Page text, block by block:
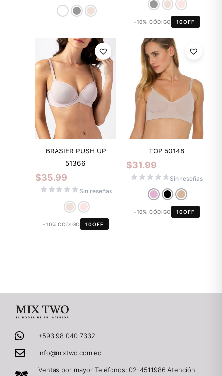
-10% CÓDIGO 10OFF
BRASIER PUSH UP
51366
$35.99
Sin reseñas
-10% CÓDIGO 10OFF
TOP 50148
$31.99
Sin reseñas
-10% CÓDIGO 10OFF
+593 98 040 7332
info@mixtwo.com.ec
Ventas por mayor Teléfonos: 02-4511986 Atención